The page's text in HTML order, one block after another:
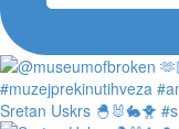
Sretan Uskrs 🐣🐰🐇🐥